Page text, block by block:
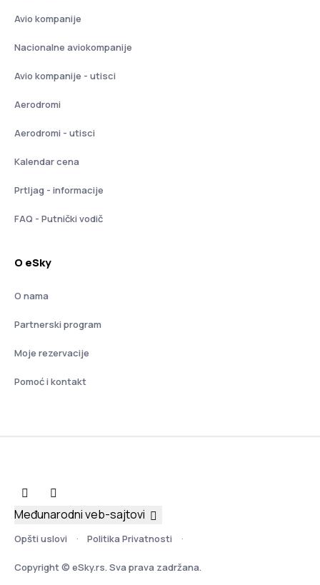
Avio kompanije
Nacionalne aviokompanije
Avio kompanije - utisci
Aerodromi
Aerodromi - utisci
Kalendar cena
Prtljag - informacije
FAQ - Putnički vodič
O eSky
O nama
Partnerski program
Moje rezervacije
Pomoć i kontakt
Opšti uslovi Politika Privatnosti
Copyright © eSky.rs. Sva prava zadržana.
Međunarodni veb-sajtovi